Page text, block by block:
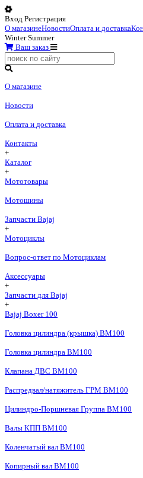
Вход Регистрация
О магазинеНовостиОплата и доставка
WinterSummer
Ваш заказ
О магазине
Новости
Оплата и доставка
Контакты
+
Каталог
+
Мототовары
Мотошины
Запчасти Bajaj
+
Мотоциклы
Вопрос-ответ по Мотоциклам
Аксессуары
+
Запчасти для Bajaj
+
Bajaj Boxer 100
Головка цилиндра (крышка) BM100
Головка цилиндра BM100
Клапана ДВС BM100
Распредвал/натяжитель ГРМ BM100
Цилиндро-Поршневая Группа BM100
Валы КПП BM100
Коленчатый вал BM100
Копирный вал BM100